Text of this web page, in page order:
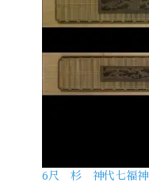
6尺 杉 神代七福神